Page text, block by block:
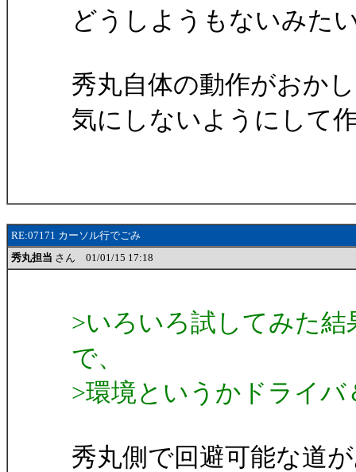
どうしようもないみた
秀丸自体の動作がおか
気にしないようにして
RE:07171 カーソル行でごみ
秀丸担当 さん 01/01/15 17:18
>いろいろ試してみた
で、
>環境というかドライ
秀丸側で回避可能な道